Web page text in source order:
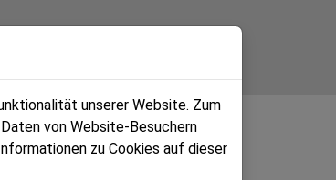
unserer Website. Zum
von Website-Besuchern
zu Cookies auf dieser